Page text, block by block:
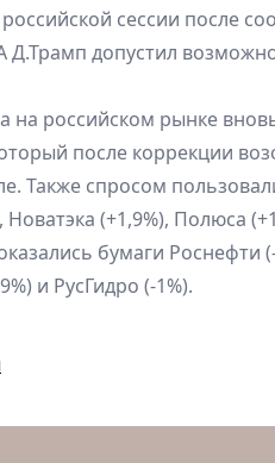
сессии после
допустил
на российском рынке
после коррекции
Также спросом
Новатэка (+1,9%), Полюса
бумаги Роснефти
и РусГидро (-1%).